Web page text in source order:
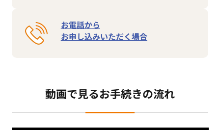
お電話から
お申し込みいただく場合
動画で見るお手続きの流れ